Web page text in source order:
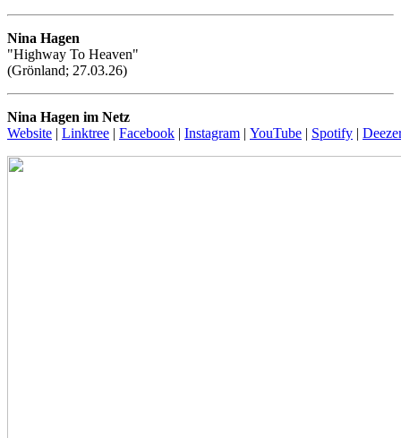
Nina Hagen
"Highway To Heaven"
(Grönland; 27.03.26)
Nina Hagen im Netz
Website | Linktree | Facebook | Instagram | YouTube | Spotify |